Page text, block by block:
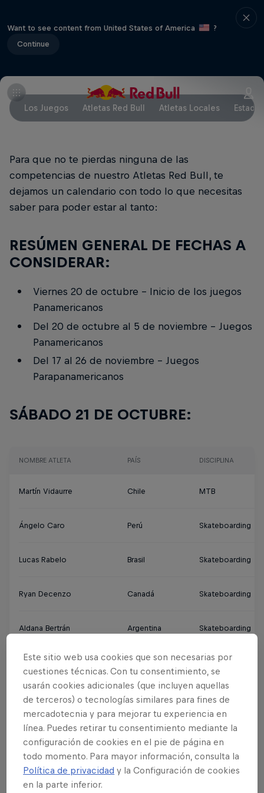
Want to see content from United States of America
?
Continue
Los Juegos Atletas Red Bull Atletas Locales
Para que no te pierdas ninguna de las
competencias de nuestro Atletas Red Bull, te
dejamos un calendario con todo lo que necesitas
saber para poder estar al tanto:
RESÚMEN GENERAL DE FECHAS A
CONSIDERAR:
Viernes 20 de octubre - Inicio de los juegos
Panamericanos
Del 20 de octubre al 5 de noviembre - Juegos
Panamericanos
Del 17 al 26 de noviembre - Juegos
Parapanamericanos
SÁBADO 21 DE OCTUBRE:
NOMBRE ATLETA PAÍS DISCIPLINA
Martín Vidaurre Chile MTB
Ángelo Caro Perú Skateboarding
Lucas Rabelo Brasil Skateboarding
Ryan Decenzo Canadá Skateboarding
Aldana Bertrán Argentina Skateboarding
Antonia y Melita Abraham Chile Remo
Eugenia De Armas Argentina Wakeboard
Eduarda Lisboa Brasil Vóleibol Playa
Natalia Grossman Estados Unidos Escalada
Este sitio web usa cookies que son necesarias por
cuestiones técnicas. Con tu consentimiento, se
usarán cookies adicionales (que incluyen aquellas
de terceros) o tecnologías similares para fines de
mercadotecnia y para mejorar tu experiencia en
línea. Puedes retirar tu consentimiento mediante la
configuración de cookies en el pie de página en
todo momento. Para mayor información, consulta la
Política de privacidad y la Configuración de cookies
en la parte inferior.